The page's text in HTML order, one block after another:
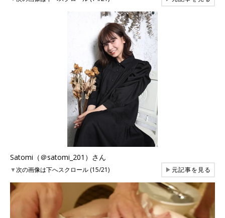
Satomi（＠satomi_201）さん
▼次の画像は下へスクロール (15/21) ▶元記事を見る